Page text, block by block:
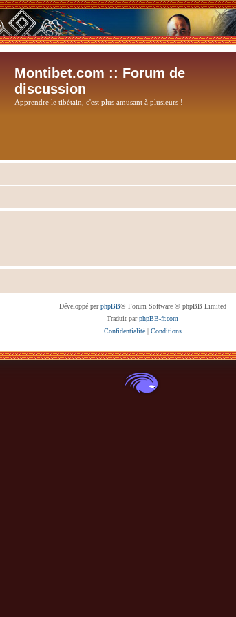
Montibet.com :: Forum de
discussion
Apprendre le tibétain, c'est plus amusant à plusieurs !
Développé parphpBB® Forum Software © phpBB Limited
Traduit parphpBB-fr.com
Confidentialité| Conditions